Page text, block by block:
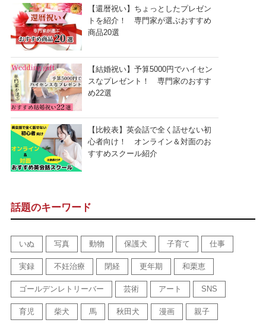
【還暦祝い】ちょっとしたプレゼン
トを紹介！ 専門家が選ぶおすすめ
商品20選
【結婚祝い】予算5000円でハイセン
スなプレゼント！ 専門家のおすす
め22選
【比較表】英会話で全く話せない初
心者向け！ オンライン＆対面のお
すすめスクール紹介
話題のキーワード
いぬ 写真 動物 保護犬 子育て 仕事
実録 不妊治療 閉経 更年期 和栗恵
ゴールデンレトリーバー 芸術 アート SNS
育児 柴犬 馬 秋田犬 漫画 親子